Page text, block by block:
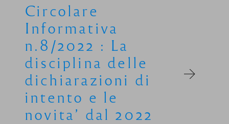
Circolare
Informativa
n.8/2022 : La
disciplina delle
dichiarazioni di
intento e le
novita’ dal 2022